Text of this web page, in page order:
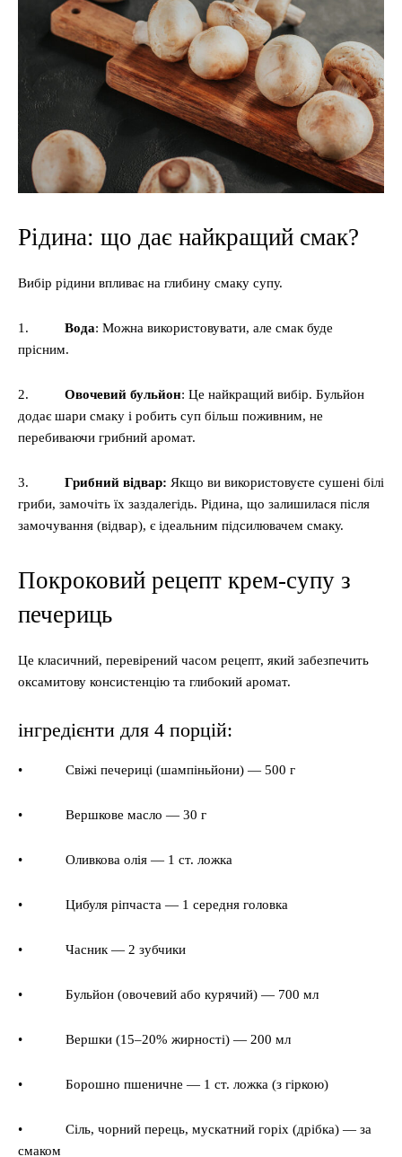
Рідина: що дає найкращий смак?
Вибір рідини впливає на глибину смаку супу.
1. Вода: Можна використовувати, але смак буде
прісним.
2. Овочевий бульйон: Це найкращий вибір. Бульйон
додає шари смаку і робить суп більш поживним, не
перебиваючи грибний аромат.
3. Грибний відвар: Якщо ви використовуєте сушені білі
гриби, замочіть їх заздалегідь. Рідина, що залишилася після
замочування (відвар), є ідеальним підсилювачем смаку.
Покроковий рецепт крем-супу з
печериць
Це класичний, перевірений часом рецепт, який забезпечить
оксамитову консистенцію та глибокий аромат.
інгредієнти для 4 порцій:
• Свіжі печериці (шампіньйони) — 500 г
• Вершкове масло — 30 г
• Оливкова олія — 1 ст. ложка
• Цибуля ріпчаста — 1 середня головка
• Часник — 2 зубчики
• Бульйон (овочевий або курячий) — 700 мл
• Вершки (15–20% жирності) — 200 мл
• Борошно пшеничне — 1 ст. ложка (з гіркою)
• Сіль, чорний перець, мускатний горіх (дрібка) — за
смаком